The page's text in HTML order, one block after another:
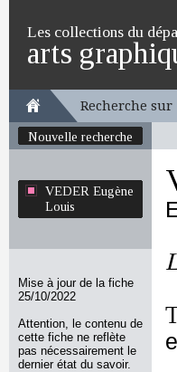
Les collections du
arts
Recherche sur
Nouvelle recherche
VEDER Eugène
Louis
Mise à jour de la fiche
25/10/2022
Attention, le contenu de
cette fiche ne reflète
pas nécessairement le
dernier état du savoir.